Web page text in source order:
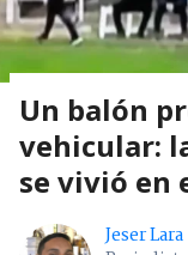
Un balón
vehicular:
se vivió en
Jeser Lara